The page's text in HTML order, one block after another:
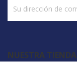
NUESTRA TIENDA